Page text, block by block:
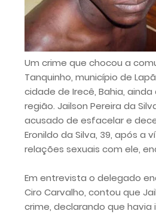
Um crime que chocou a
Tanquinho, município de
cidade de Irecê, Bahia,
região. Jailson Pereira da
acusado de esfacelar e
Eronildo da Silva, 39, após
relações sexuais com ele,
Em entrevista o delegado
Ciro Carvalho, contou que
crime, declarando que havia